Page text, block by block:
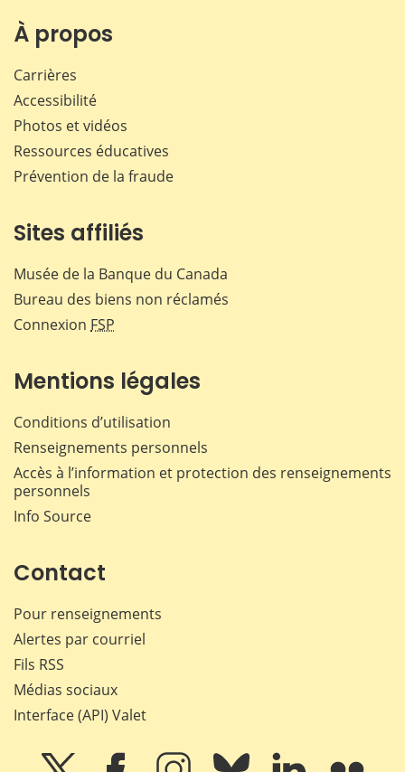
À propos
Carrières
Accessibilité
Photos et vidéos
Ressources éducatives
Prévention de la fraude
Sites affiliés
Musée de la Banque du Canada
Bureau des biens non réclamés
Connexion FSP
Mentions légales
Conditions d’utilisation
Renseignements personnels
Accès à l’information et protection des renseignements
personnels
Info Source
Contact
Pour renseignements
Alertes par courriel
Fils RSS
Médias sociaux
Interface (API) Valet